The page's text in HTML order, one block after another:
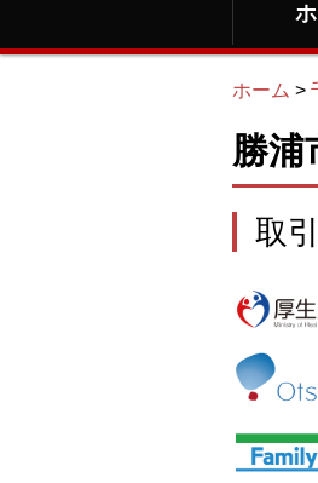
ホーム >
勝浦
取